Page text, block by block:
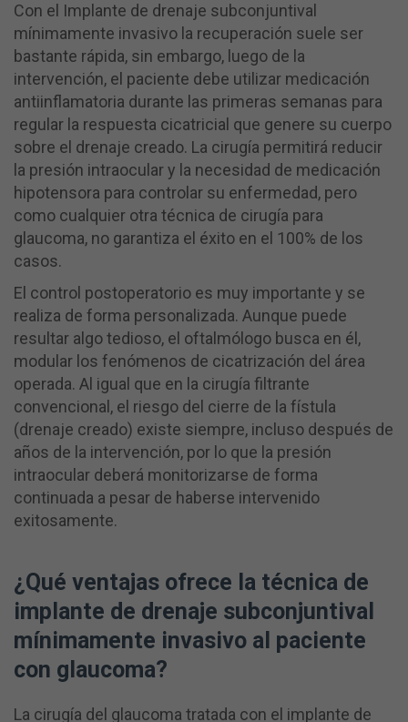
Con el Implante de drenaje subconjuntival
mínimamente invasivo la recuperación suele ser
bastante rápida, sin embargo, luego de la
intervención, el paciente debe utilizar medicación
antiinflamatoria durante las primeras semanas para
regular la respuesta cicatricial que genere su cuerpo
sobre el drenaje creado. La cirugía permitirá reducir
la presión intraocular y la necesidad de medicación
hipotensora para controlar su enfermedad, pero
como cualquier otra técnica de cirugía para
glaucoma, no garantiza el éxito en el 100% de los
casos.
El control postoperatorio es muy importante y se
realiza de forma personalizada. Aunque puede
resultar algo tedioso, el oftalmólogo busca en él,
modular los fenómenos de cicatrización del área
operada. Al igual que en la cirugía filtrante
convencional, el riesgo del cierre de la fístula
(drenaje creado) existe siempre, incluso después de
años de la intervención, por lo que la presión
intraocular deberá monitorizarse de forma
continuada a pesar de haberse intervenido
exitosamente.
¿Qué ventajas ofrece la técnica de
implante de drenaje subconjuntival
mínimamente invasivo al paciente
con glaucoma?
La cirugía del glaucoma tratada con el implante de